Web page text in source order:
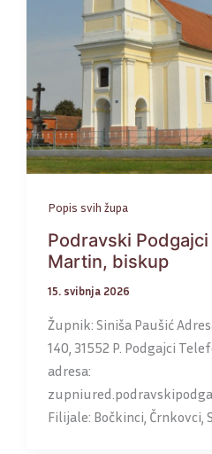
Popis svih župa
Podravski Podgajci
Martin, biskup
15. svibnja 2026
Župnik: Siniša Paušić
140, 31552 P. Podgajci
adresa:
Filijale: Bočkinci, Črnkovci,